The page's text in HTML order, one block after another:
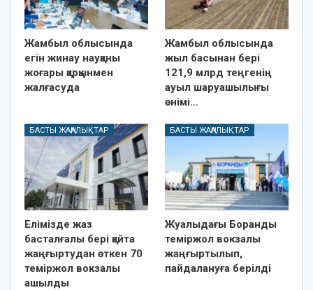
Жамбыл облысында
егін жинау науқаны
жоғары қарқынмен
жалғасуда
Жамбыл облысында
жыл басынан бері
121,9 млрд теңгенің
ауыл шаруашылығы
өнімі…
БАСТЫ ЖАҢАЛЫҚТАР
Елімізде жаз
басталғалы бері қайта
жаңғыртудан өткен 70
теміржол вокзалы
ашылды
БАСТЫ ЖАҢАЛЫҚТАР
Жуалыдағы Боранды
теміржол вокзалы
жаңғыртылып,
пайдалануға берілді